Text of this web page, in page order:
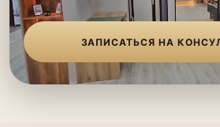
ЗАПИСАТЬСЯ НА